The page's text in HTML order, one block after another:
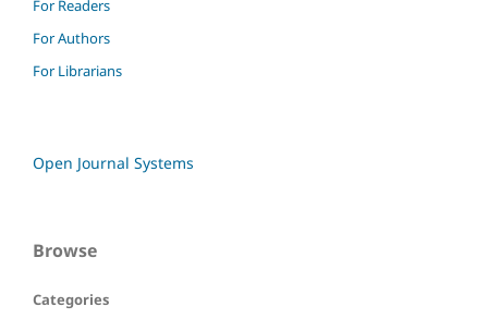
For Readers
For Authors
For Librarians
Open Journal Systems
Browse
Categories